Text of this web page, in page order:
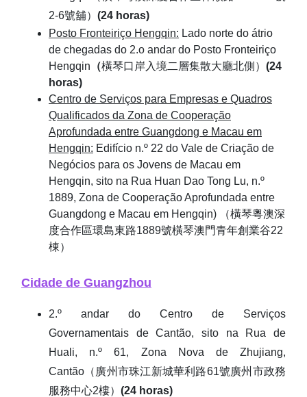
2-6號舖） (24 horas)
Posto Fronteiriço Hengqin: Lado norte do átrio
de chegadas do 2.o andar do Posto Fronteiriço
Hengqin （橫琴口岸入境二層集散大廳北側） (24
horas)
Centro de Serviços para Empresas e Quadros
Qualificados da Zona de Cooperação
Aprofundada entre Guangdong e Macau em
Hengqin: Edifício n.º 22 do Vale de Criação de
Negócios para os Jovens de Macau em
Hengqin, sito na Rua Huan Dao Tong Lu, n.º
1889, Zona de Cooperação Aprofundada entre
Guangdong e Macau em Hengqin) （橫琴粵澳深
度合作區環島東路1889號橫琴澳門青年創業谷22
棟）
Cidade de Guangzhou
2.º andar do Centro de Serviços
Governamentais de Cantão, sito na Rua de
Huali, n.º 61, Zona Nova de Zhujiang,
Cantão（廣州市珠江新城華利路61號廣州市政務
服務中心2樓） (24 horas)